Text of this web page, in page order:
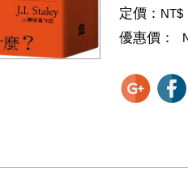
定價： NT$
優惠價：